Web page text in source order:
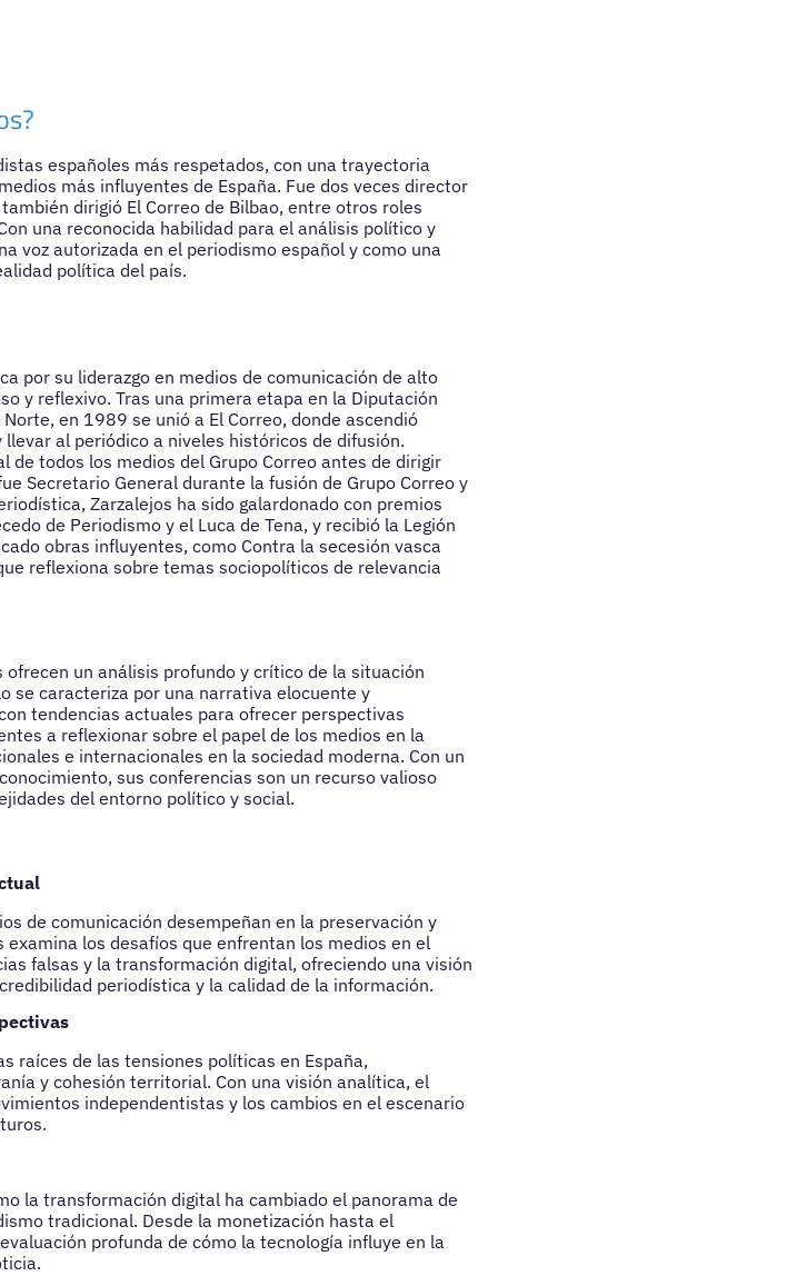
españoles más respetados, con una trayectoria
más influyentes de España. Fue dos veces director
dirigió El Correo de Bilbao, entre otros roles
una reconocida habilidad para el análisis político y
voz autorizada en el periodismo español y como una
política del país.
por su liderazgo en medios de comunicación de alto
y reflexivo. Tras una primera etapa en la Diputación
en 1989 se unió a El Correo, donde ascendió
al periódico a niveles históricos de difusión.
todos los medios del Grupo Correo antes de dirigir
Secretario General durante la fusión de Grupo Correo y
Zarzalejos ha sido galardonado con premios
de Periodismo y el Luca de Tena, y recibió la Legión
obras influyentes, como Contra la secesión vasca
reflexiona sobre temas sociopolíticos de relevancia
un análisis profundo y crítico de la situación
se caracteriza por una narrativa elocuente y
tendencias actuales para ofrecer perspectivas
a reflexionar sobre el papel de los medios en la
e internacionales en la sociedad moderna. Con un
sus conferencias son un recurso valioso
del entorno político y social.
de comunicación desempeñan en la preservación y
los desafíos que enfrentan los medios en el
falsas y la transformación digital, ofreciendo una visión
periodística y la calidad de la información.
raíces de las tensiones políticas en España,
y cohesión territorial. Con una visión analítica, el
independentistas y los cambios en el escenario
la transformación digital ha cambiado el panorama de
tradicional. Desde la monetización hasta el
profunda de cómo la tecnología influye en la